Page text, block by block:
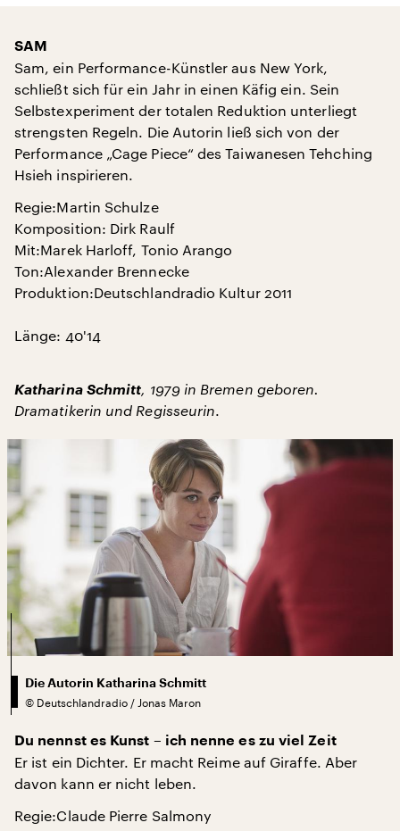
SAM
Sam, ein Performance-Künstler aus New York,
schließt sich für ein Jahr in einen Käfig ein. Sein
Selbstexperiment der totalen Reduktion unterliegt
strengsten Regeln. Die Autorin ließ sich von der
Performance „Cage Piece“ des Taiwanesen Tehching
Hsieh inspirieren.
Regie:Martin Schulze
Komposition: Dirk Raulf
Mit:Marek Harloff, Tonio Arango
Ton:Alexander Brennecke
Produktion:Deutschlandradio Kultur 2011
Länge: 40'14
Katharina Schmitt, 1979 in Bremen geboren.
Dramatikerin und Regisseurin.
Die Autorin Katharina Schmitt
© Deutschlandradio / Jonas Maron
Du nennst es Kunst – ich nenne es zu viel Zeit
Er ist ein Dichter. Er macht Reime auf Giraffe. Aber
davon kann er nicht leben.
Regie:Claude Pierre Salmony